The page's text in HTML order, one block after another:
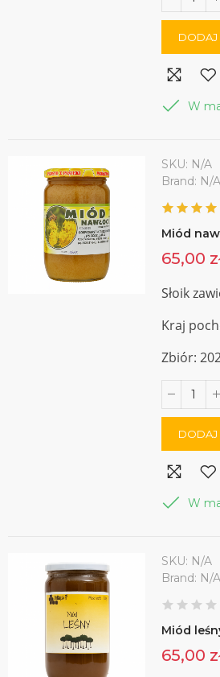
DODAJ
W
SKU: N/A
Brand: N/A
Miód
65,00
Słoik
Kraj
Zbiór:
DODAJ
W
SKU: N/A
Brand: N/A
Miód
65,00